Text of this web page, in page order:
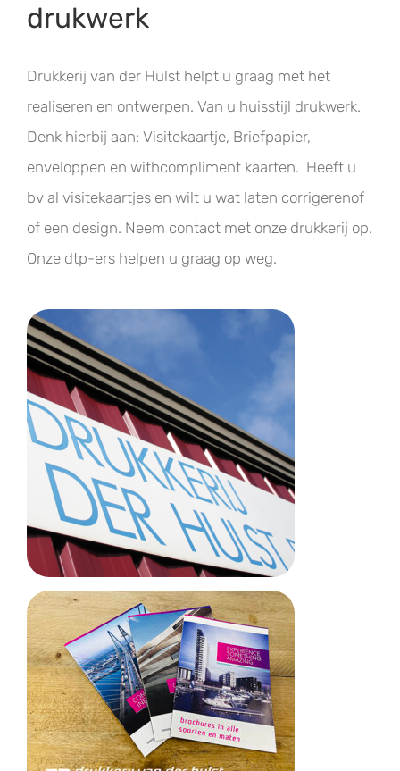
drukwerk
Drukkerij van der Hulst helpt u graag met het
realiseren en ontwerpen. Van u huisstijl drukwerk.
Denk hierbij aan: Visitekaartje, Briefpapier,
enveloppen en withcompliment kaarten. Heeft u
bv al visitekaartjes en wilt u wat laten corrigerenof
of een design. Neem contact met onze drukkerij op.
Onze dtp-ers helpen u graag op weg.